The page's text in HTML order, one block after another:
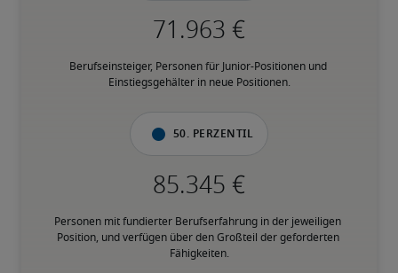
Berufseinsteiger, Personen für Junior-Positionen und
Einstiegsgehälter in neue Positionen.
50. Perzentil
Personen mit fundierter Berufserfahrung in der jeweiligen
Position, und verfügen über den Großteil der geforderten
Fähigkeiten.